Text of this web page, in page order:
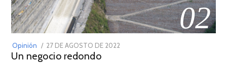
02
Opinión
POSTED
ON
27 DE AGOSTO DE 2022
Un negocio redondo